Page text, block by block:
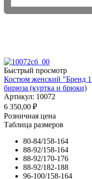
Быстрый просмотр
Костюм женский "Бренд
бирюза (куртка и брюки)
Артикул: 10072
6 350,00 ₽
Розничная цена
Таблица размеров
80-84/158-164
88-92/158-164
88-92/170-176
88-92/182-188
96-100/158-164